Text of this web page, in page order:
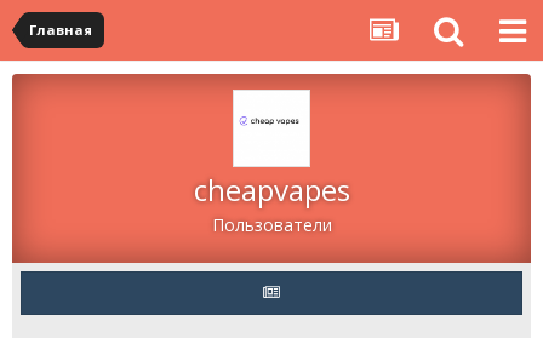
Главная
cheapvapes
Пользователи